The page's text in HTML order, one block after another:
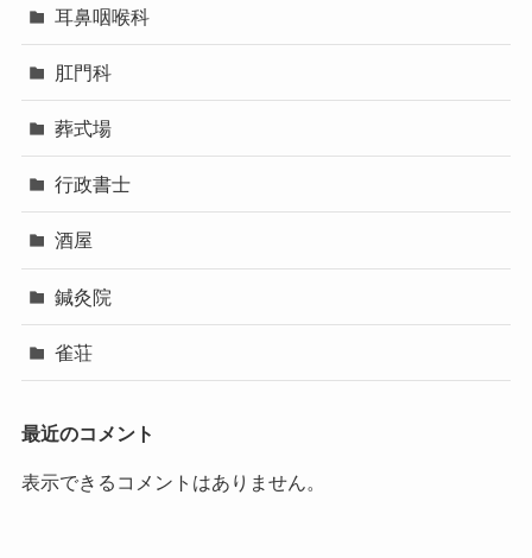
耳鼻咽喉科
肛門科
葬式場
行政書士
酒屋
鍼灸院
雀荘
最近のコメント
表示できるコメントはありません。